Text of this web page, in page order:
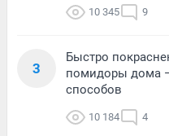
10 345 9
3
Быстро
помидоры дома
способов
10 184 4